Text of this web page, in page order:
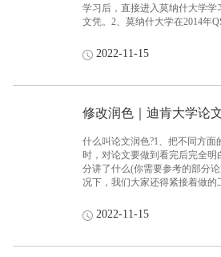
学习后，直接进入莫纳什大学
文凭。2、莫纳什大学在2014年
学主建了95座研究center，参与
大学从澳大利亚国家健康与
学生向莫纳什大学提交申请表
提供的奖学金的申请人，不需要
2022-11-15
修改润色｜迪肯大学论
什么叫论文润色?1、把不同方面
时，对论文要做到看完后完全
分讲了什么(你需要参考的部分
况下，我们大家还得紧接着做
本。这个本将是你以后的财富
表达不符合西方表达模式而烦
个过程是我们对论文再回顾，
2022-11-15